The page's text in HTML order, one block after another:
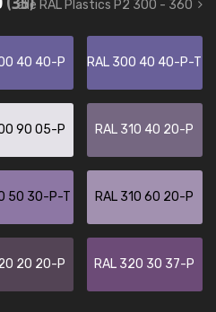
alle RAL Plastics P2 300 - 360
40 40-P RAL 300 40 40-P-T
90 05-P RAL 310 40 20-P
50 30-P-T RAL 310 60 20-P
20 20-P RAL 320 30 37-P